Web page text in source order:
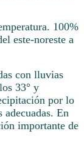
100%
este-noreste a
con lluvias
33° y
por lo
adecuadas. En
importante de